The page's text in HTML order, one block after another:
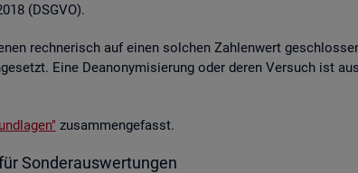
(DSGVO).
rech­ne­risch auf einen sol­chen Zah­len­wert
Eine De­an­ony­mi­sie­rung oder deren Ver­such ist
zu­sam­men­ge­fasst.
Son­der­aus­wer­tun­gen